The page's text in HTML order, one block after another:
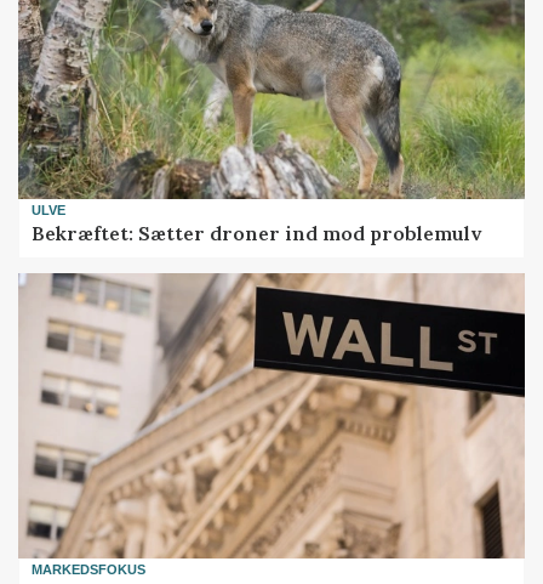
ULVE
Bekræftet: Sætter droner ind mod problemulv
MARKEDSFOKUS